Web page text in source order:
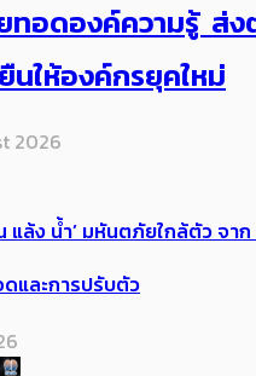
ทอดองค์ความรู้ ส่
นให้องค์กรยุคใหม่
2026
แล้ง น้ำ’ มหันตภัยใกล้ตัว จาก
และการปรับตัว